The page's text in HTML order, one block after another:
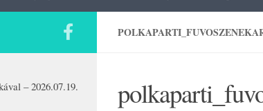
– 2026.07.19.